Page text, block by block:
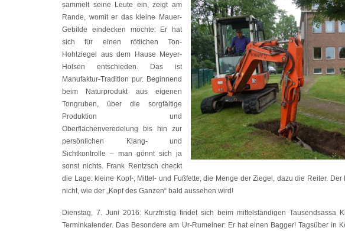
sammelt seine Leute ein, zeigt am
Rande, womit er das kleine Mauer-
Gebilde eindecken möchte: Er hat
sich für einen rötlichen Ton-
Hohlziegel aus dem Hause Meyer-
Holsen entschieden. Das ist
Manufaktur-Tradition pur. Beginnend
beim Naturprodukt aus eigenen
Tongruben, über die sorgfältige
Produktion und
Oberflächenveredelung bis hin zur
persönlichen Klang- und
Sichtkontrolle – man gönnt sich ja
sonst nichts. Frank Rentzsch checkt
die Lage: kleine Kopf-, Mittel- und Fußfette, die Menge der Ziegel, dazu die Reiter. Der
nicht, wie der „Kopf des Ganzen“ bald aussehen wird!
Dienstag, 7. Juni 2016: Kurzfristig findet sich beim mittelständigen Tausendsassa
Terminkalender. Das Besondere am Ur-Rumelner: Er hat einen Bagger! Tagsüber in